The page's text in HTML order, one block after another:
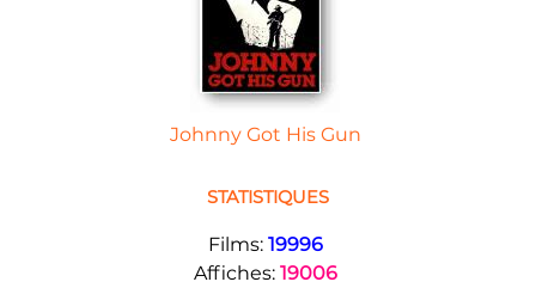
Johnny Got His Gun
STATISTIQUES
Films: 19996
Affiches: 19006